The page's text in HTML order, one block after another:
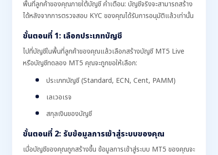
พื้นที่ลูกค้าของคุณภายใต้บัญชี คำเตือน: บัญชีจริงจะสามารถสร้าง
ได้หลังจากการตรวจสอบ KYC ของคุณได้รับการอนุมัติแล้วเท่านั้น
ขั้นตอนที่ 1: เลือกประเภทบัญชี
ไปที่บัญชีในพื้นที่ลูกค้าของคุณแล้วเลือกสร้างบัญชี MT5 Live
หรือบัญชีทดลอง MT5 คุณจะถูกขอให้เลือก:
ประเภทบัญชี (Standard, ECN, Cent, PAMM)
เลเวอเรจ
สกุลเงินของบัญชี
ขั้นตอนที่ 2: รับข้อมูลการเข้าสู่ระบบของคุณ
เมื่อบัญชีของคุณถูกสร้างขึ้น ข้อมูลการเข้าสู่ระบบ MT5 ของคุณจะ